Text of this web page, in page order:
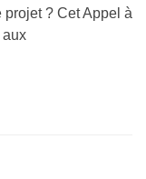
? Cet Appel à
aux